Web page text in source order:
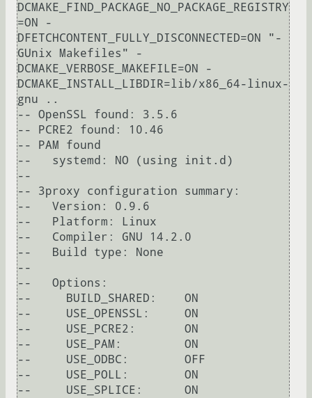
DCMAKE_FIND_PACKAGE_NO_PACKAGE_REGISTRY
=ON -
DFETCHCONTENT_FULLY_DISCONNECTED=ON "-
GUnix Makefiles" -
DCMAKE_VERBOSE_MAKEFILE=ON -
DCMAKE_INSTALL_LIBDIR=lib/x86_64-linux-
gnu ..
-- OpenSSL found: 3.5.6
-- PCRE2 found: 10.46
-- PAM found
--   systemd: NO (using init.d)
--
-- 3proxy configuration summary:
--   Version: 0.9.6
--   Platform: Linux
--   Compiler: GNU 14.2.0
--   Build type: None
--
--   Options:
--     BUILD_SHARED:    ON
--     USE_OPENSSL:     ON
--     USE_PCRE2:       ON
--     USE_PAM:         ON
--     USE_ODBC:        OFF
--     USE_POLL:        ON
--     USE_SPLICE:      ON